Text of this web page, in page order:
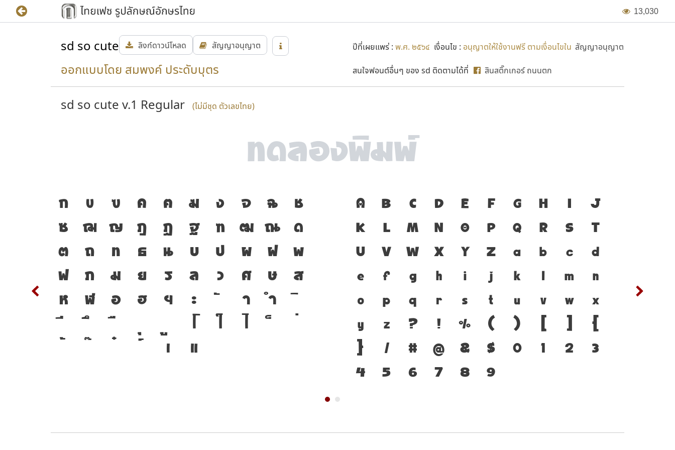
13,030
sd so cute ลิงก์ดาวน์โหลด สัญญาอนุญาต ปีที่เผยแพร่ : พ.ศ. ๒๕๖๔ เงื่อนไข : อนุญาตให้ใช้งานฟรี ตามเงื่อนไขใน สัญญาอนุญาต
ออกแบบโดย สมพงค์ ประดับบุตร สนใจฟอนต์อื่นๆ ของ sd ติดตามได้ที่ สินสติ๊กเกอร์ ถนนตก
มตัว
sd so cute v.1 Regular (ไม่มีชุด ตัวเลขไทย)
ก ข ฃ ค ฅ ฆ ง จ ฉ
ช
ซ
ฌ ญ ฎ ฏ ฐ ฑ ฒ ณ
ด
ต
ถ ท ธ น บ ป ผ ฝ
พ
ฟ
ภ ม ย ร ล ว ศ ษ
ส
ห
ฬ อ ฮ ฯ ะ า
ำ
โ
ใ
ไ
เ
แ
A B C D E F G H I
J
K
L M N O P Q R S
T
U
V W X Y Z a b c
d
e
f g h i j k l m
n
o
p q r s t u v w
x
y
z ? ! % ( ) [ ]
{
}
/ # @ & $ 0 1 2
3
4
5 6 7 8 9
ภาษา คือ เครื่องมือสำคัญที่ทำให้ความ
เป็นชาติดำรงอยู่ได้ ตัวพิมพ์ คือ เครื่อง
มือสำคัญที่ทำให้ภาษาดำรงอยู่ได้ แบบตัว
พิมพ์ที่พัฒนาทันกระแสการเปลี่ยนแปลง
คือ โครงสร้างแกร่งของสะพานที่เชื่อมตัว
ตนของชาติ จากปัจจุบันสู่อนาคต
ห